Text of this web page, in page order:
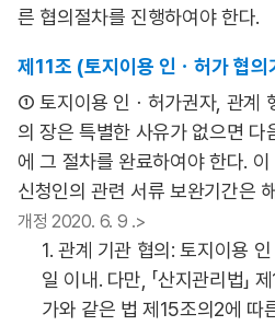
른 협의절차를 진행하여야 한다.
제11조 (토지이용 인ㆍ허가 협의
① 토지이용 인ㆍ허가권자, 관계
의 장은 특별한 사유가 없으면 다
에 그 절차를 완료하여야 한다.
신청인의 관련 서류 보완기간은
개정 2020. 6. 9 .>
1. 관계 기관 협의: 토지이용
일 이내. 다만, 「산지관리법」
가와 같은 법 제15조의2에 따